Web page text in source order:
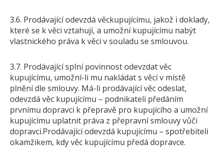
3.6. Prodávající odevzdá věckupujícímu, jakož i doklady,
které se k věci vztahují, a umožní kupujícímu nabýt
vlastnického práva k věci v souladu se smlouvou.
3.7. Prodávající splní povinnost odevzdat věc
kupujícímu, umožní-li mu nakládat s věcí v místě
plnění dle smlouvy. Má-li prodávající věc odeslat,
odevzdá věc kupujícímu – podnikateli předáním
prvnímu dopravci k přepravě pro kupujícího a umožní
kupujícímu uplatnit práva z přepravní smlouvy vůči
dopravci.Prodávající odevzdá kupujícímu – spotřebiteli
okamžikem, kdy věc kupujícímu předá dopravce.